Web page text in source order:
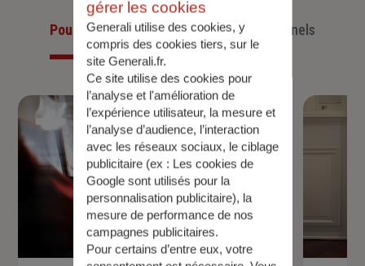
Pour les particuliersPour les professionnels
gérer les cookies
Generali utilise des cookies, y
compris des cookies tiers, sur le
site Generali.fr.
Ce site utilise des cookies pour
l’analyse et l'amélioration de
l’expérience utilisateur, la mesure et
l’analyse d’audience, l’interaction
avec les réseaux sociaux, le ciblage
publicitaire (ex : Les cookies de
Google sont utilisés pour la
personnalisation publicitaire), la
mesure de performance de nos
campagnes publicitaires.
Pour certains d’entre eux, votre